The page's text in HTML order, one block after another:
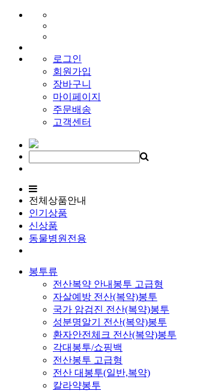
로그인
회원가입
장바구니
마이페이지
주문배송
고객센터
전체상품안내
인기상품
신상품
동물병원전용
봉투류
전산복약 안내봉투 고급형
자살예방 전산(복약)봉투
국가 암검진 전산(복약)봉투
성분명알기 전산(복약)봉투
환자안전체크 전산(복약)봉투
각대봉투/쇼핑백
전산봉투 고급형
전산 대봉투(일반,복약)
칼라약봉투